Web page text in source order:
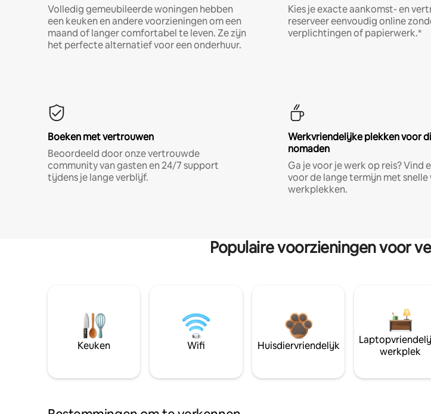
Volledig gemeubileerde woningen hebben
een keuken en andere voorzieningen om een
maand of langer comfortabel te leven. Ze zijn
het perfecte alternatief voor een onderhuur.
Kies je exacte aankomst- en
reserveer eenvoudig online
verplichtingen of papierwerk.*
Boeken met vertrouwen
Beoordeeld door onze vertrouwde
community van gasten en 24/7 support
tijdens je lange verblijf.
Werkvriendelijke plekken voor
nomaden
Ga je voor je werk op reis? Vind
voor de lange termijn met
werkplekken.
Populaire voorzieningen voor
Keuken Wifi Huisdiervriendelijk
werkplek